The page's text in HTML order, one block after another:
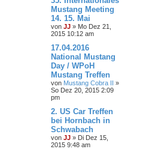
Mustang Meeting
14. 15. Mai
von JJ » Mo Dez 21,
2015 10:12 am
17.04.2016
National Mustang
Day / WPoH
Mustang Treffen
von Mustang Cobra II »
So Dez 20, 2015 2:09
pm
2. US Car Treffen
bei Hornbach in
Schwabach
von JJ » Di Dez 15,
2015 9:48 am